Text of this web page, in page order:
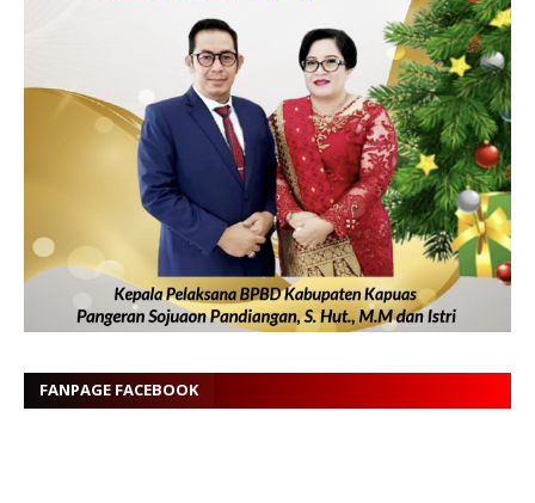
FANPAGE FACEBOOK